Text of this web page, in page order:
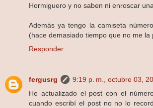
Hormiguero y no saben ni enroscar
Además ya tengo la camiseta
(hace demasiado tiempo que no me la
Responder
fergusrg
9:19 p. m., octubre 03,
He actualizado el post con el
cuando escribí el post no no lo